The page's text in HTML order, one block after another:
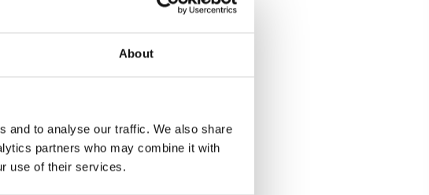
About
and to analyse our traffic. We also share
partners who may combine it with
use of their services.